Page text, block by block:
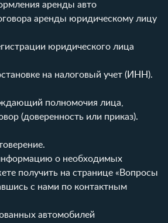
аренды авто
аренды юридическому лицу
юридического лица
на налоговый учет (ИНН).
полномочия лица,
(доверенность или приказ).
о необходимых
получить на странице «Вопросы
с нами по контактным
автомобилей